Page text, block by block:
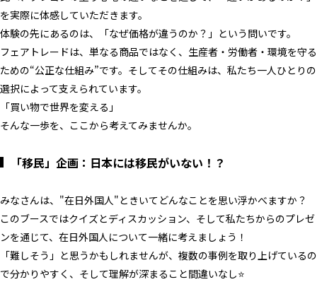
を実際に体感していただきます。
体験の先にあるのは、「なぜ価格が違うのか？」という問いです。
フェアトレードは、単なる商品ではなく、生産者・労働者・環境を守る
ための“公正な仕組み”です。そしてその仕組みは、私たち一人ひとりの
選択によって支えられています。
「買い物で世界を変える」
そんな一歩を、ここから考えてみませんか。
「移民」企画： 日本には移民がいない！？
みなさんは、"在日外国人"ときいてどんなことを思い浮かべますか？
このブースではクイズとディスカッション、そして私たちからのプレゼ
ンを通じて、在日外国人について一緒に考えましょう！
「難しそう」と思うかもしれませんが、複数の事例を取り上げているの
で分かりやすく、そして理解が深まること間違いなし⭐